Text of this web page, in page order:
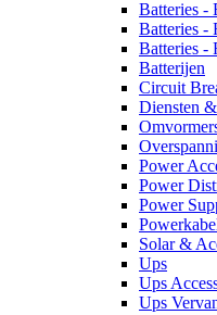
Batteries -
Batteries -
Batteries -
Batterijen
Circuit
Diensten
Power
Power
Power
Solar &
Ups
Ups
Ups